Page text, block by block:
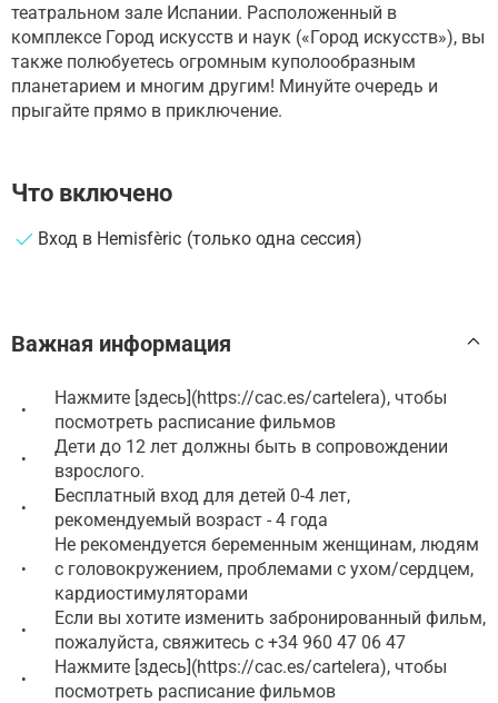
театральном зале Испании. Расположенный в
комплексе Город искусств и наук («Город искусств»), вы
также полюбуетесь огромным куполообразным
планетарием и многим другим! Минуйте очередь и
прыгайте прямо в приключение.
Что включено
Вход в Hemisfèric (только одна сессия)
Важная информация
•
Нажмите [здесь](https://cac.es/cartelera), чтобы
посмотреть расписание фильмов
•
Дети до 12 лет должны быть в сопровождении
взрослого.
•
Бесплатный вход для детей 0-4 лет,
рекомендуемый возраст - 4 года
•
Не рекомендуется беременным женщинам, людям
с головокружением, проблемами с ухом/сердцем,
кардиостимуляторами
•
Если вы хотите изменить забронированный фильм,
пожалуйста, свяжитесь с +34 960 47 06 47
•
Нажмите [здесь](https://cac.es/cartelera), чтобы
посмотреть расписание фильмов